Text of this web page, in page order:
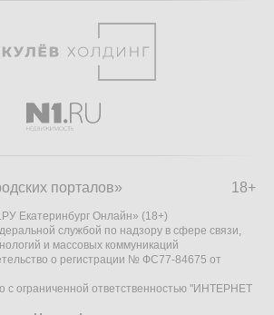
18+
порталов»
Екатеринбург Онлайн» (18+)
службой по надзору в сфере связи,
и массовых коммуникаций
о регистрации № ФС77-84675 от
с ограниченной ответственностью "ИНТЕРНЕТ